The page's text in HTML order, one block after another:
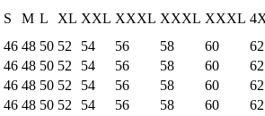
S M L XL XXL XXXL XXXL XXXL
46 48 50 52 54 56 58 60
62
46 48 50 52 54 56 58 60
62
46 48 50 52 54 56 58 60
62
46 48 50 52 54 56 58 60
62